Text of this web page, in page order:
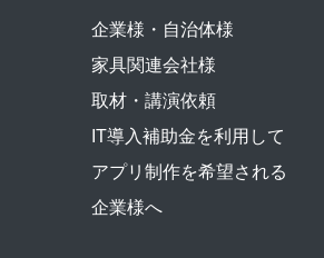
企業様・自治体様
家具関連会社様
取材・講演依頼
IT導入補助金を利用して
アプリ制作を希望される
企業様へ